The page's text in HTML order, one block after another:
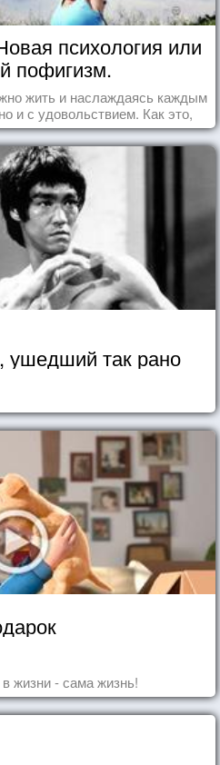
психология или
пофигизм.
жить и наслаждаясь каждым
и с удовольствием. Как это,
на реальных примерах.
ушедший так рано
жизни - сама жизнь!